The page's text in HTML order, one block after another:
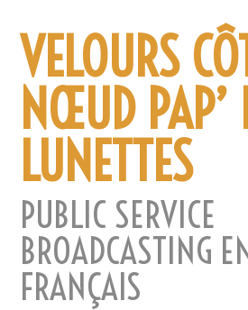
VELOURS
NŒUD PAP’
LUNETTES
PUBLIC SERVICE
BROADCASTING
FRANÇAIS